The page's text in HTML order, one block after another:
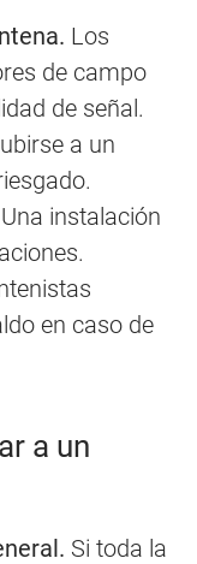
Los
de campo
de señal.
a un
Una instalación
en caso de
a un
Si toda la